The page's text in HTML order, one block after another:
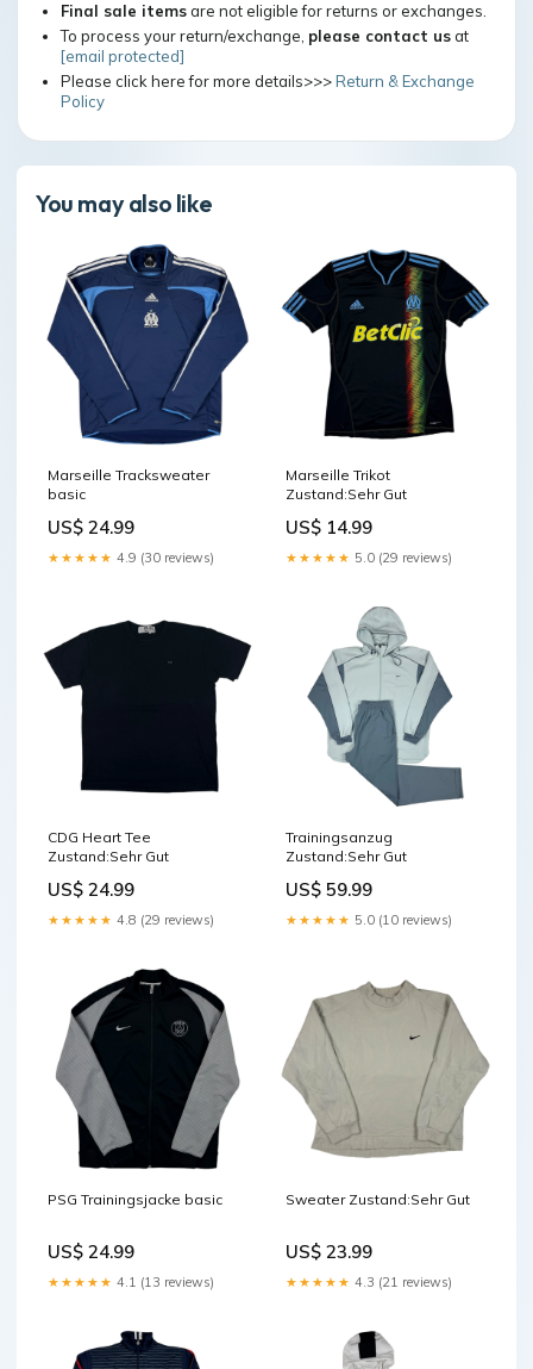
Final sale itemsare not eligible for returns or exchanges.
To process your return/exchange, please contact usat
[email protected]
Please click here for more details>>>Return & Exchange
Policy
You may also like
Marseille Tracksweater
basic
US$ 24.99
★★★★★ 4.9 (30 reviews)
Marseille Trikot
Zustand:Sehr Gut
US$ 14.99
★★★★★ 5.0 (29 reviews)
CDG Heart Tee
Zustand:Sehr Gut
US$ 24.99
★★★★★ 4.8 (29 reviews)
Trainingsanzug
Zustand:Sehr Gut
US$ 59.99
★★★★★ 5.0 (10 reviews)
PSG Trainingsjacke basic
US$ 24.99
★★★★★ 4.1 (13 reviews)
Sweater Zustand:Sehr Gut
US$ 23.99
★★★★★ 4.3 (21 reviews)